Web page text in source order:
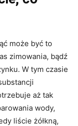
może być to
zimowania, bądź
W tym czasie
aż tak
wody,
liście żółkną,